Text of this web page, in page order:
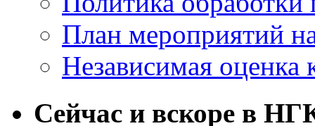
План мероприятий
Независимая оценка
Сейчас и вскоре в